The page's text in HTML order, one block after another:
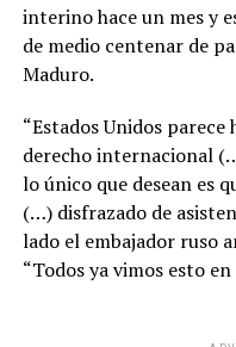
interino hace un mes y
de medio centenar de
Maduro.
“Estados Unidos
derecho internacional
lo único que desean es
(…) disfrazado de
lado el embajador ruso
“Todos ya vimos esto